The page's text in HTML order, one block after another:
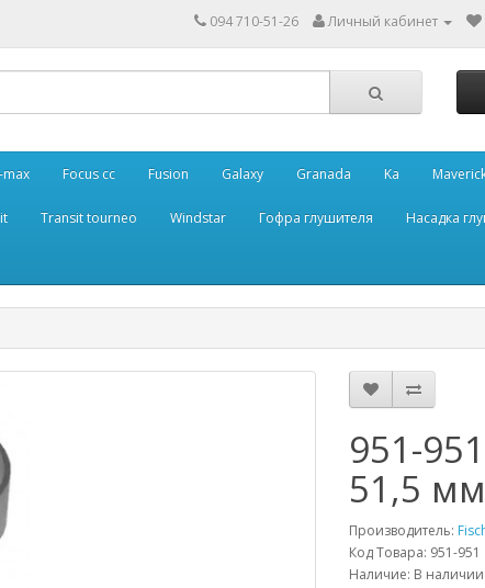
094 710-51-26 Личный кабинет
max Focus cc Fusion Galaxy Granada Ka
Transit tourneo Windstar Гофра глушителя Насадка
951-
51,5
Производитель:
Код Товара: 951-951
Наличие: В наличии